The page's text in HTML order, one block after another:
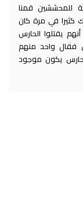
للمحششين قمنا
في مرة كان
يقتلوا الحارس
فقال واحد منهم
يكون موجود